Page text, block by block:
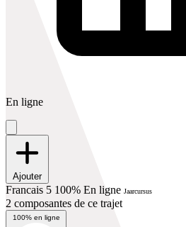
En ligne
Ajouter
Francais 5 100% En ligne Jaarcursus
2 composantes de ce trajet
100% en ligne